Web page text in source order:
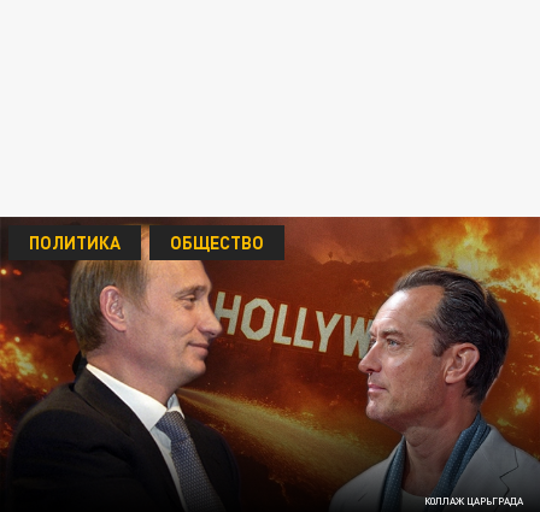
КОЛЛАЖ ЦАРЬГРАДА
ПОЛИТИКА ОБЩЕСТВО